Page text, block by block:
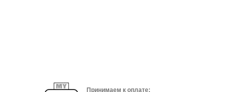
Принимаем к оплате: